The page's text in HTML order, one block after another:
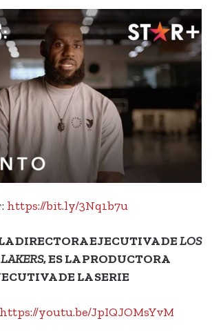
https://bit.ly/3Nq1b7u
DIRECTORA EJECUTIVA DELOS
, ES LA PRODUCTORA
DE LA SERIE
https://youtu.be/JpIQJOMsYvM